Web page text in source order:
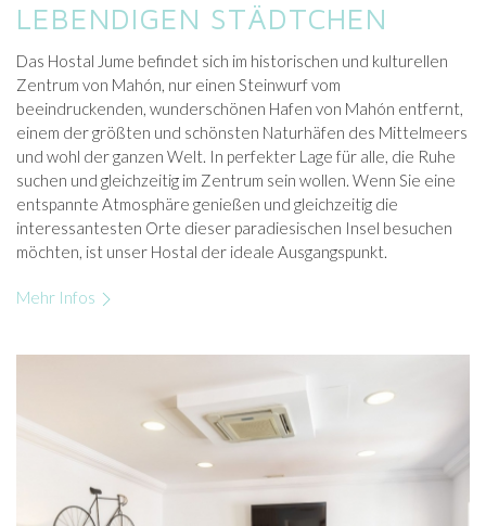
LEBENDIGEN STÄDTCHEN
Das Hostal Jume befindet sich im historischen und kulturellen
Zentrum von Mahón, nur einen Steinwurf vom
beeindruckenden, wunderschönen Hafen von Mahón entfernt,
einem der größten und schönsten Naturhäfen des Mittelmeers
und wohl der ganzen Welt. In perfekter Lage für alle, die Ruhe
suchen und gleichzeitig im Zentrum sein wollen. Wenn Sie eine
entspannte Atmosphäre genießen und gleichzeitig die
interessantesten Orte dieser paradiesischen Insel besuchen
möchten, ist unser Hostal der ideale Ausgangspunkt.
Mehr Infos